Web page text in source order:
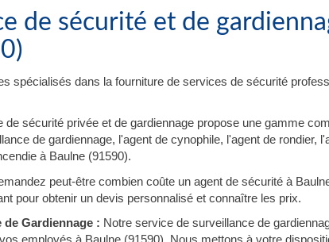
de sécurité et de
spécialisés dans la fourniture de services de sécurité
de sécurité privée et de gardiennage propose une gamme
de gardiennage, l'agent de cynophile, l'agent de rondier,
à Baulne (91590).
peut-être combien coûte un agent de sécurité à
pour obtenir un devis personnalisé et connaître les prix.
de Gardiennage : Notre service de surveillance de
employés à Baulne (91590). Nous mettons à votre